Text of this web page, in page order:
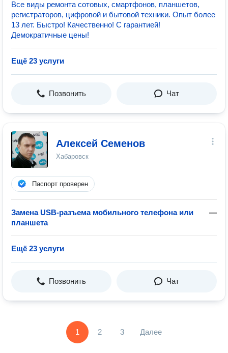
Все виды ремонта сотовых, смартфонов, планшетов,
регистраторов, цифровой и бытовой техники. Опыт более
13 лет. Быстро! Качественно! С гарантией!
Демократичные цены!
Ещё 23 услуги
Позвонить Чат
Алексей Семенов
Хабаровск
Паспорт проверен
Замена USB-разъема мобильного телефона или
планшета
—
Ещё 23 услуги
Позвонить Чат
1 2 3 Далее